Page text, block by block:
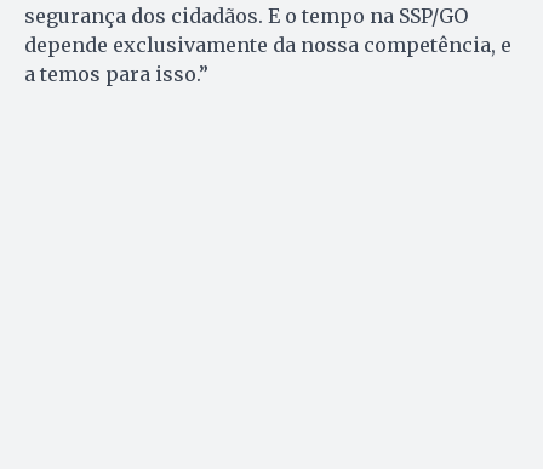
segurança dos cidadãos. E o tempo na SSP/GO
depende exclusivamente da nossa competência, e
a temos para isso.”